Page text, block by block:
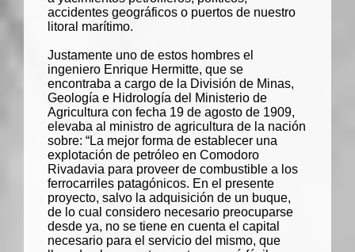
accidentes geográficos o puertos de nuestro
litoral marítimo.
Justamente uno de estos hombres el
ingeniero Enrique Hermitte, que se
encontraba a cargo de la División de Minas,
Geología e Hidrología del Ministerio de
Agricultura con fecha 19 de agosto de 1909,
elevaba al ministro de agricultura de la nación
sobre: “La mejor forma de establecer una
explotación de petróleo en Comodoro
Rivadavia para proveer de combustible a los
ferrocarriles patagónicos. En el presente
proyecto, salvo la adquisición de un buque,
de lo cual considero necesario preocuparse
desde ya, no se tiene en cuenta el capital
necesario para el servicio del mismo, que